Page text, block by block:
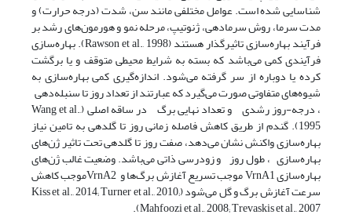
شناسایی شده است. عوامل مختلفی مانند سن، شدت (درجه حرارت) و
مدت سرما، روش سرما‌‌‌‌‌‌‌دهی، ژنوتیپ، مرحله نمو و هورمون‌های رشد بر
فرآیند بهاره‌سازی تاثیرگذار هستند (Rawson et al., 1998). بهاره‌سازی
فرآیندی کمی می‌باشد که بسته به شرایط محیطی متوقف و یا برگشت
کرده یا دوباره از سر گرفته می‌شود. اندازه‌گیری کمی بهاره‌سازی به
شیوه‌های متفاوتی صورت می‌گیرد که عبارتند از تعداد روز تا سنبله‌دهی
، درجه-روز رشدی و تعداد نهایی برگ در ساقه اصلی (Wang et al.,
1995). گندم از طریق کاهش فاصله زمانی روز تا گلدهی به تامین نیاز
بهاره‌سازی واکنش نشان می‌دهد، صفت روز تا گلدهی تحت تاثیر ژن‌های
بهاره‌سازی ، طول روز و زودرسی ذاتی می‌باشد. وضعیت غالب ژن‌های
بهاره‌سازی VrnA1 موجب تسریع آغازش برگ‌ها و VrnA2موجب کاهش
سرعت آغازش برگ و گل می‌شود (Kiss et al., 2014; Turner et al., 2010;
Mahfoozi et al., 2008; Trevaskis et al., 2007).